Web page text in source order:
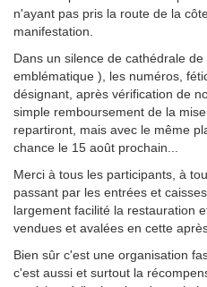
n'ayant pas pris la route de la
manifestation.
Dans un silence de cathédrale
emblématique ), les numéros,
désignant, après vérification de
simple remboursement de la
repartiront, mais avec le même
chance le 15 août prochain...
Merci à tous les participants, à
passant par les entrées et
largement facilité la restauration
vendues et avalées en cette
Bien sûr c'est une organisation
c'est aussi et surtout la